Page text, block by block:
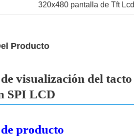
320x480 pantalla de Tft
Producto
visualización del
SPI LCD
producto